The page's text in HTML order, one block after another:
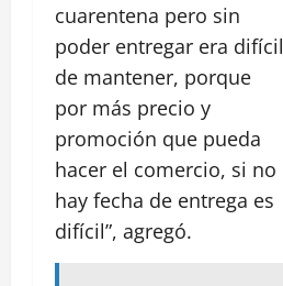
cuarentena pero sin
poder entregar era difícil
de mantener, porque
por más precio y
promoción que pueda
hacer el comercio, si no
hay fecha de entrega es
difícil”, agregó.